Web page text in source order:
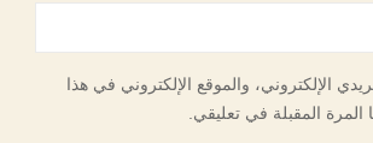
الإلكتروني، والموقع الإلكتروني في هذا
المرة المقبلة في تعليقي.